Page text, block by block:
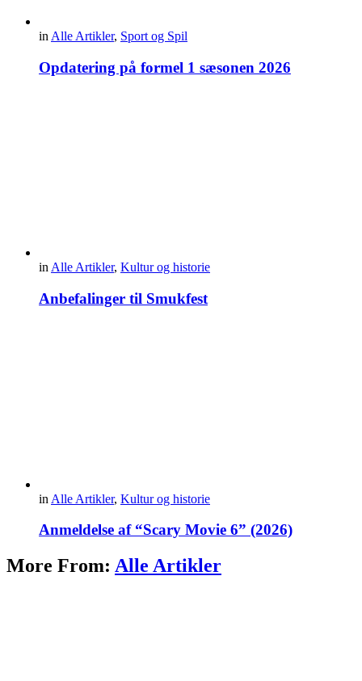
in Alle Artikler, Sport og Spil
Opdatering på formel 1 sæsonen 2026
in Alle Artikler, Kultur og historie
Anbefalinger til Smukfest
in Alle Artikler, Kultur og historie
Anmeldelse af “Scary Movie 6” (2026)
More From: Alle Artikler